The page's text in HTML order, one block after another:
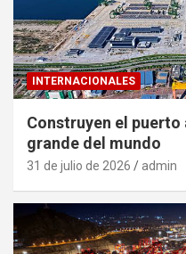
INTERNACIONALES
Construyen el
grande del mundo
31 de julio de 2026 admin